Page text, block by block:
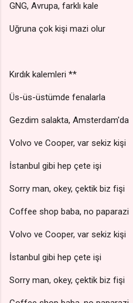
GNG, Avrupa, farklı kale
Uğruna çok kişi mazi olur
Kırdık kalemleri **
Üs-üs-üstümde fenalarla
Gezdim salakta, Amsterdam'da
Volvo ve Cooper, var sekiz kişi
İstanbul gibi hep çete işi
Sorry man, okey, çektik biz fişi
Coffee shop baba, no paparazi
Volvo ve Cooper, var sekiz kişi
İstanbul gibi hep çete işi
Sorry man, okey, çektik biz fişi